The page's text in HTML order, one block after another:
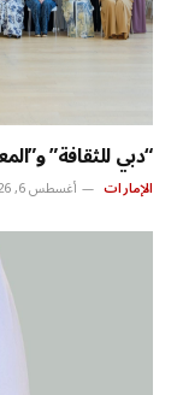
“دبي للثقافة”
الإمارات أغسطس 6, 2026